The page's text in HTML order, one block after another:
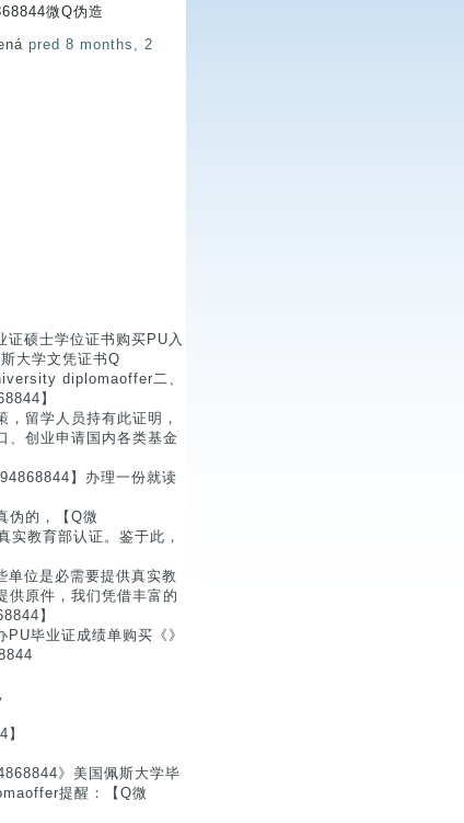
微Q伪造
pred 8 months, 2
硕士学位证书购买PU入
大学文凭证书Q
diplomaoffer二、
】
，留学人员持有此证明，
、创业申请国内各类基金
】办理一份就读
伪的，【Q微
实教育部认证。鉴于此，
单位是必需要提供真实教
供原件，我们凭借丰富的
】
毕业证成绩单购买《》
》美国佩斯大学毕
提醒：【Q微